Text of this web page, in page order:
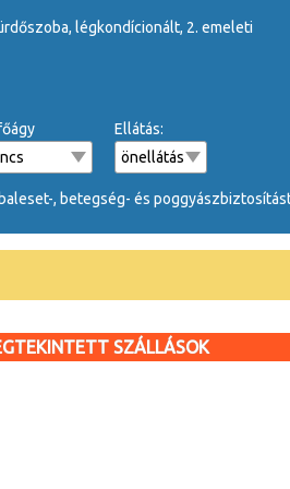
légkondícionált, 2. emeleti
Ellátás:
, betegség- és
SZÁLLÁSOK